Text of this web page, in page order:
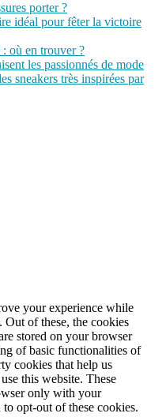
porter ?
idéal pour fêter la victoire
où en trouver ?
les passionnés de mode
sneakers très inspirées par
your experience while
of these, the cookies
stored on your browser
of basic functionalities of
cookies that help us
this website. These
only with your
opt-out of these cookies.